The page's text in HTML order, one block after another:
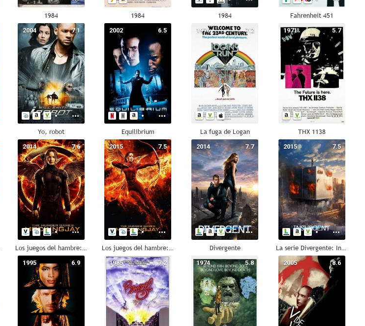
1984 1984 1984 Fahrenheit 451
7.1
2004
Yo, robot
6.5
2002
Equilibrium
7.2
1976
La fuga de Logan
5.7
1971
THX 1138
7.6
2014
Los juegos del hambre: Sinsajo. Parte 1
7.5
2015
Los juegos del hambre: Sinsajo. Parte 2
7.7
2014
Divergente
7.5
2015
La serie Divergente: Insurgente
6.9
1995 7.2
1985 5.8
1974 8.6
2005